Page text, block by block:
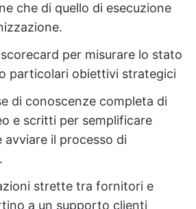
che di quello di esecuzione
per misurare lo stato
particolari obiettivi strategici
di conoscenze completa di
e scritti per semplificare
avviare il processo di
strette tra fornitori e
a un supporto clienti